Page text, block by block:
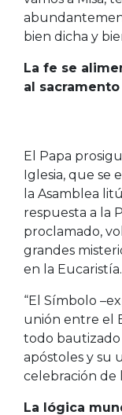
bien dicha y
La fe se
al sacramento
El Papa
Iglesia, que se
la Asamblea
respuesta a la
proclamado,
grandes
en la Eucaristía.
“El Símbolo
unión entre el
todo bautizado
apóstoles y su
celebración de
La lógica